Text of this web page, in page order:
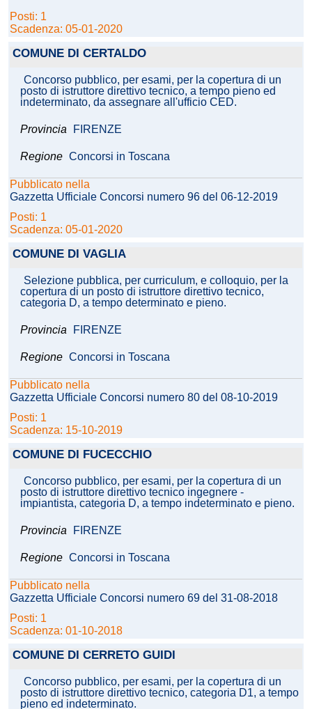
Posti: 1
Scadenza: 05-01-2020
COMUNE DI CERTALDO
Concorso pubblico, per esami, per la copertura di un
posto di istruttore direttivo tecnico, a tempo pieno ed
indeterminato, da assegnare all'ufficio CED.
Provincia FIRENZE
Regione Concorsi in Toscana
Pubblicato nella
Gazzetta Ufficiale Concorsi numero 96 del 06-12-2019
Posti: 1
Scadenza: 05-01-2020
COMUNE DI VAGLIA
Selezione pubblica, per curriculum, e colloquio, per la
copertura di un posto di istruttore direttivo tecnico,
categoria D, a tempo determinato e pieno.
Provincia FIRENZE
Regione Concorsi in Toscana
Pubblicato nella
Gazzetta Ufficiale Concorsi numero 80 del 08-10-2019
Posti: 1
Scadenza: 15-10-2019
COMUNE DI FUCECCHIO
Concorso pubblico, per esami, per la copertura di un
posto di istruttore direttivo tecnico ingegnere -
impiantista, categoria D, a tempo indeterminato e pieno.
Provincia FIRENZE
Regione Concorsi in Toscana
Pubblicato nella
Gazzetta Ufficiale Concorsi numero 69 del 31-08-2018
Posti: 1
Scadenza: 01-10-2018
COMUNE DI CERRETO GUIDI
Concorso pubblico, per esami, per la copertura di un
posto di istruttore direttivo tecnico, categoria D1, a tempo
pieno ed indeterminato.